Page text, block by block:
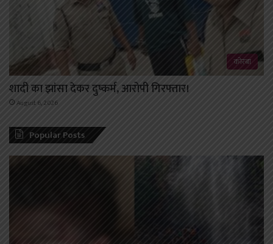
कोरबा
शादी का झांसा देकर दुष्कर्म, आरोपी गिरफ्तार।
August 6, 2026
Popular Posts